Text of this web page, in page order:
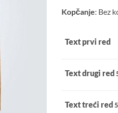
Kopčanje: Bez
Text prvi red
Text drugi red
Text treći red